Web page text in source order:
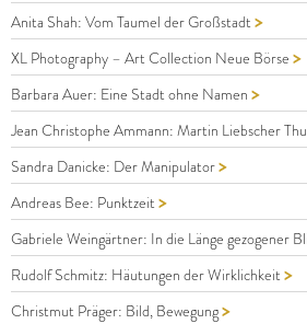
Anita Shah: Vom Taumel der Großstadt >
XL Photography – Art Collection Neue Börse >
Barbara Auer: Eine Stadt ohne Namen >
Jean Christophe Ammann: Martin Liebscher
Sandra Danicke: Der Manipulator>
Andreas Bee: Punktzeit >
Gabriele Weingärtner: In die Länge gezogener
Rudolf Schmitz: Häutungen der Wirklichkeit >
Christmut Präger: Bild, Bewegung>